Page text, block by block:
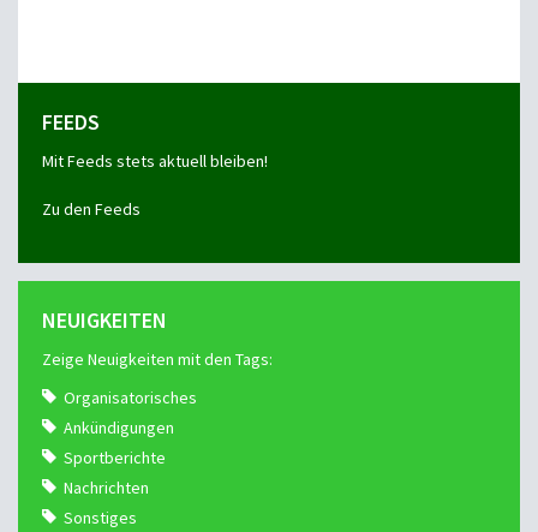
FEEDS
Mit Feeds stets aktuell bleiben!
Zu den Feeds
NEUIGKEITEN
Zeige Neuigkeiten mit den Tags:
Organisatorisches
Ankündigungen
Sportberichte
Nachrichten
Sonstiges